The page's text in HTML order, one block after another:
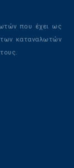
που έχει ως
καταναλωτών